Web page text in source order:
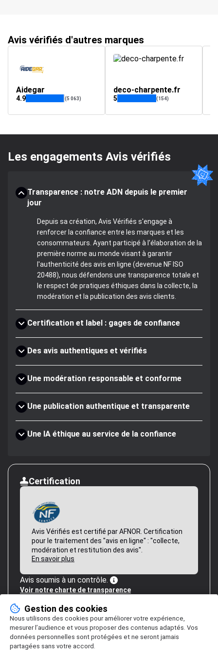
Avis vérifiés d'autres marques
Aidegar
4.9 (5 063)
deco-charpente.fr
5 (154)
Les engagements Avis vérifiés
Transparence : notre ADN depuis le premier
jour
Depuis sa création, Avis Vérifiés s'engage à
renforcer la confiance entre les marques et les
consommateurs. Ayant participé à l'élaboration de la
première norme au monde visant à garantir
l'authenticité des avis en ligne (devenue NF ISO
20488), nous défendons une transparence totale et
le respect de pratiques éthiques dans la collecte, la
modération et la publication des avis clients.
Certification et label : gages de confiance
Des avis authentiques et vérifiés
Une modération responsable et conforme
Une publication authentique et transparente
Une IA éthique au service de la confiance
Certification
Avis Vérifiés est certifié par AFNOR. Certification
pour le traitement des "avis en ligne" : "collecte,
modération et restitution des avis".
En savoir plus
Avis soumis à un contrôle.
Voir notre charte de transparence
Gestion des cookies
Nous utilisons des cookies pour améliorer votre expérience,
mesurer l’audience et vous proposer des contenus adaptés. Vos
données personnelles sont protégées et ne seront jamais
partagées sans votre accord.